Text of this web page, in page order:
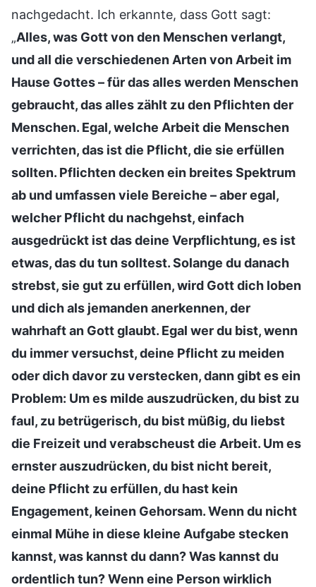
nachgedacht. Ich erkannte, dass Gott sagt:
„Alles, was Gott von den Menschen verlangt,
und all die verschiedenen Arten von Arbeit im
Hause Gottes – für das alles werden Menschen
gebraucht, das alles zählt zu den Pflichten der
Menschen. Egal, welche Arbeit die Menschen
verrichten, das ist die Pflicht, die sie erfüllen
sollten. Pflichten decken ein breites Spektrum
ab und umfassen viele Bereiche – aber egal,
welcher Pflicht du nachgehst, einfach
ausgedrückt ist das deine Verpflichtung, es ist
etwas, das du tun solltest. Solange du danach
strebst, sie gut zu erfüllen, wird Gott dich loben
und dich als jemanden anerkennen, der
wahrhaft an Gott glaubt. Egal wer du bist, wenn
du immer versuchst, deine Pflicht zu meiden
oder dich davor zu verstecken, dann gibt es ein
Problem: Um es milde auszudrücken, du bist zu
faul, zu betrügerisch, du bist müßig, du liebst
die Freizeit und verabscheust die Arbeit. Um es
ernster auszudrücken, du bist nicht bereit,
deine Pflicht zu erfüllen, du hast kein
Engagement, keinen Gehorsam. Wenn du nicht
einmal Mühe in diese kleine Aufgabe stecken
kannst, was kannst du dann? Was kannst du
ordentlich tun? Wenn eine Person wirklich